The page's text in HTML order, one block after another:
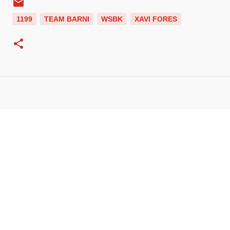
1199 TEAM BARNI WSBK XAVI FORES